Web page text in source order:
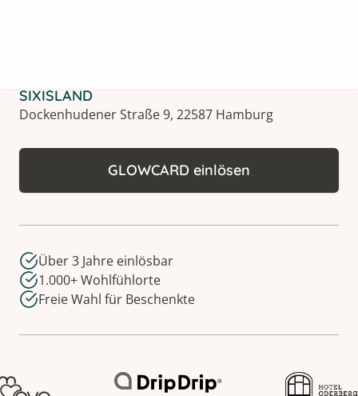
SIXISLAND
Dockenhudener Straße 9, 22587 Hamburg
GLOWCARD einlösen
Über 3 Jahre einlösbar
1.000+ Wohlfühlorte
Freie Wahl für Beschenkte